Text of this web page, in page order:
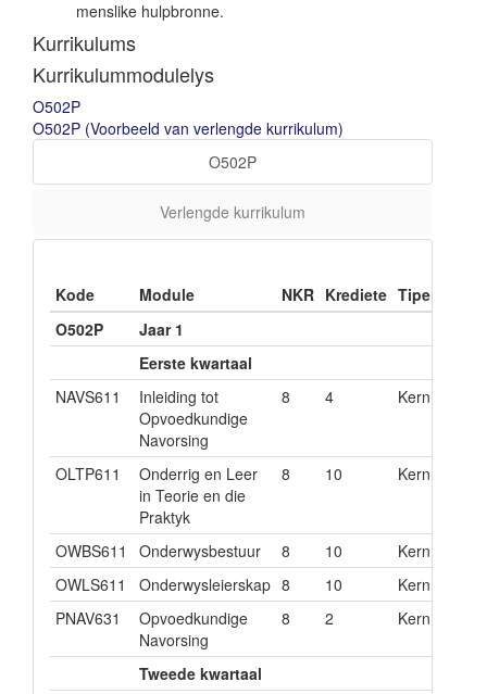
menslike hulpbronne.
Kurrikulums
Kurrikulummodulelys
O502P
O502P (Voorbeeld van verlengde kurrikulum)
O502P
Verlengde kurrikulum
Kode Module NKR Krediete Tipe
O502P
Jaar 1
Eerste kwartaal
NAVS611
Inleiding tot
Opvoedkundige
Navorsing
8 4 Kern
OLTP611
Onderrig en Leer
in Teorie en die
Praktyk
8 10 Kern
OWBS611 Onderwysbestuur 8 10
Kern
OWLS611
Onderwysleierskap 8 10
Kern
PNAV631
Opvoedkundige
Navorsing
8 2 Kern
Tweede kwartaal